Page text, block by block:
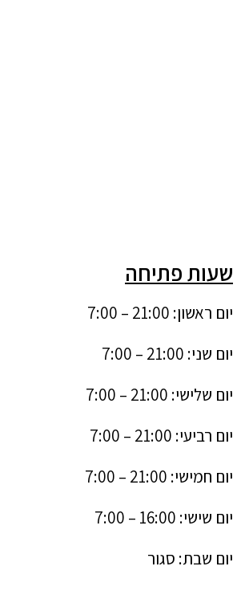
שעות פתיחה
יום ראשון: 21:00 – 7:00
יום שני: 21:00 – 7:00
יום שלישי: 21:00 – 7:00
יום רביעי: 21:00 – 7:00
יום חמישי: 21:00 – 7:00
יום שישי: 16:00 – 7:00
יום שבת: סגור